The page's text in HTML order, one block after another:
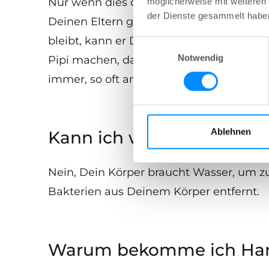
der Dienste gesammelt
Einwilligungsauswahl
Notwendig
Ablehnen
Deinen Eltern gesagt haben. Ansonsten
bleibt, kann er Dich krank machen.
Pipi machen, das kann bedeuten, dass
immer, so oft am Tag zu katheterisieren
Kann ich weniger trinken
Nein, Dein Körper braucht Wasser, um
Bakterien aus Deinem Körper entfernt.
Warum bekomme ich